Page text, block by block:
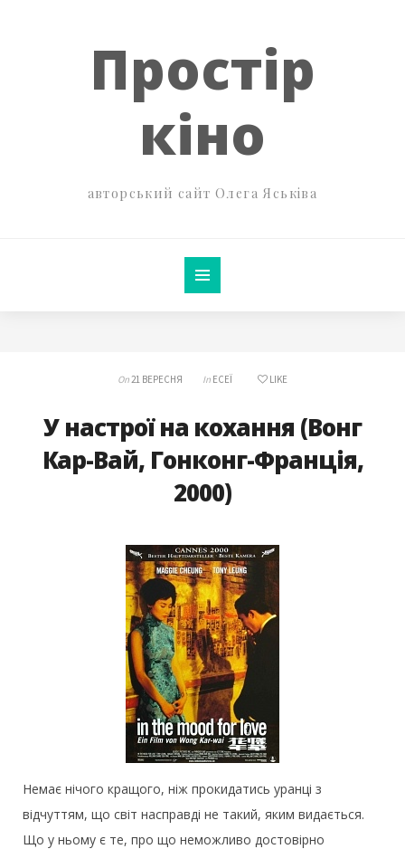
Простір
кіно
авторський сайт Олега Яськіва
On21 ВЕРЕСНЯ In ЕСЕЇ LIKE
У настрої на кохання (Вонг
Кар-Вай, Гонконг-Франція,
2000)
Немає нічого кращого, ніж прокидатись уранці з
відчуттям, що світ насправді не такий, яким видається.
Що у ньому є те, про що неможливо достовірно